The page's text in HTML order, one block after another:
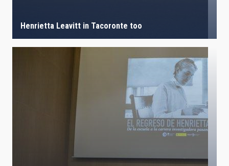
Henrietta Leavitt in Tacoronte too